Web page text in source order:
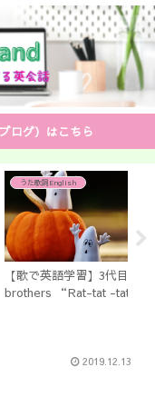
ログ）はこちら
中学英語文法
中学校で教わらない！？
と be going to の違いを
2019.12.13